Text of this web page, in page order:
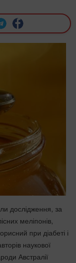
дослідження, за
меліпонів,
при діабеті і
наукової
Австралії